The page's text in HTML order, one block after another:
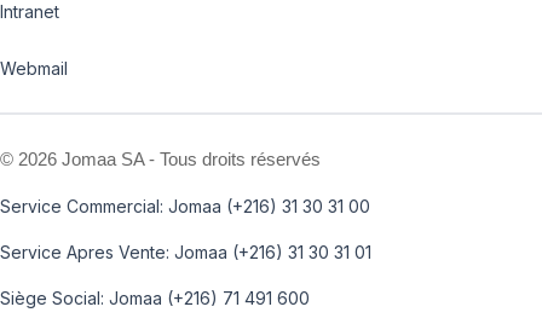
Intranet
Webmail
© 2026 Jomaa SA - Tous droits réservés
Service Commercial: Jomaa (+216) 31 30 31 00
Service Apres Vente: Jomaa (+216) 31 30 31 01
Siège Social: Jomaa (+216) 71 491 600